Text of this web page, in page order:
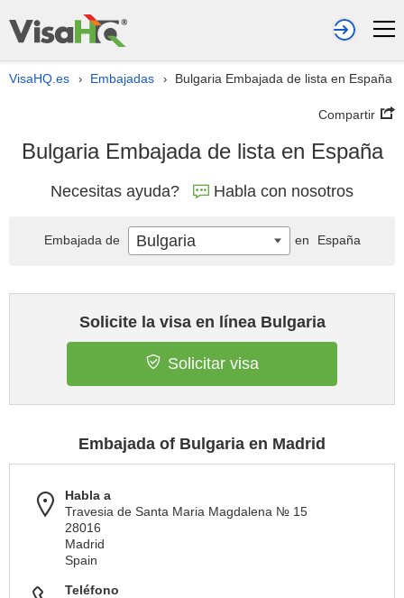
VisaHQ.es › Embajadas › Bulgaria Embajada de lista en España
Compartir
Bulgaria Embajada de lista en España
Necesitas ayuda? Habla con nosotros
Solicite la visa en línea Bulgaria
Solicitar visa
Embajada of Bulgaria en Madrid
Habla a
Travesia de Santa Maria Magdalena № 15
28016
Madrid
Spain
Teléfono
Embajada de Bulgaria en España